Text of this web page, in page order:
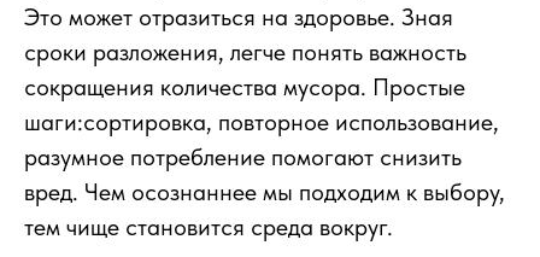
Это может отразиться на здоровье. Зная
сроки разложения, легче понять важность
сокращения количества мусора. Простые
шаги:сортировка, повторное использование,
разумное потребление помогают снизить
вред. Чем осознаннее мы подходим к выбору,
тем чище становится среда вокруг.